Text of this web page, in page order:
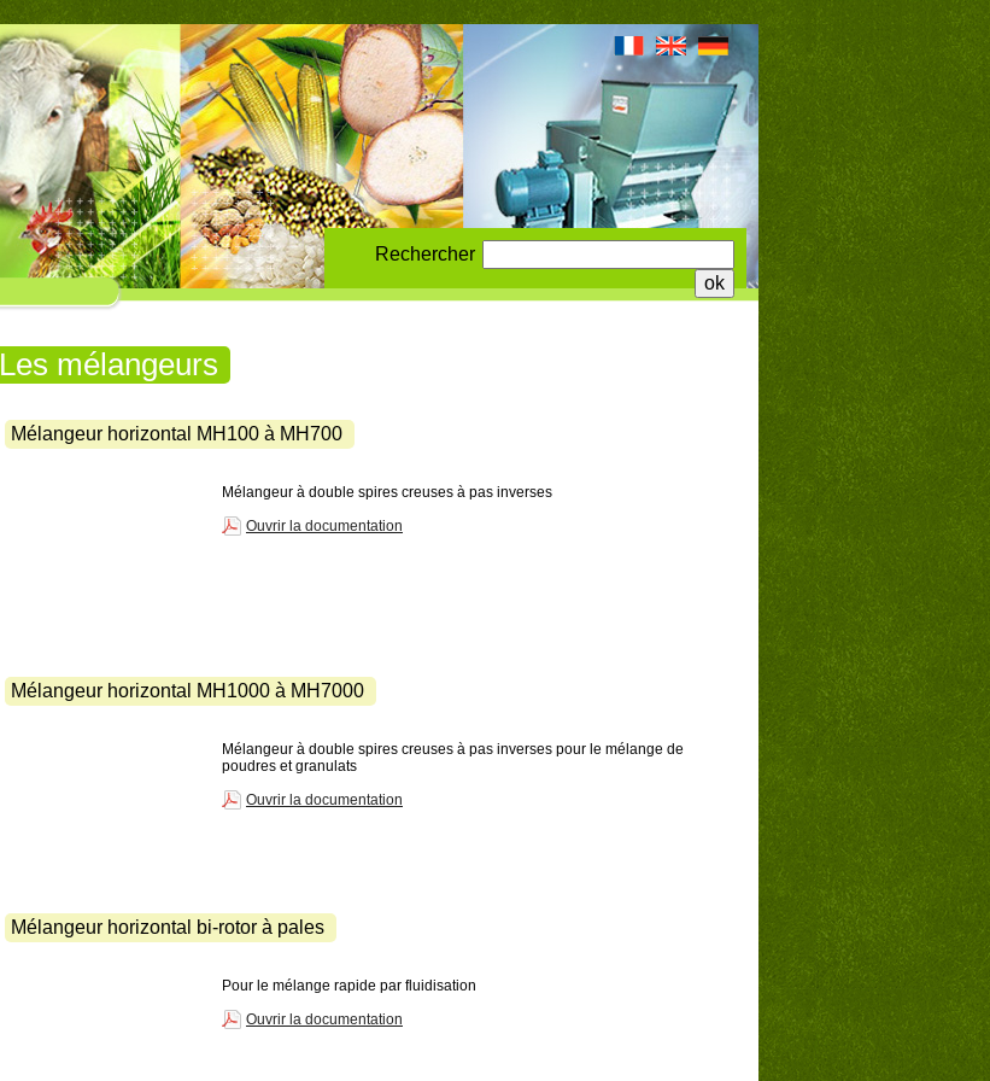
Rechercher
Les mélangeurs
Mélangeur horizontal MH100 à MH700
Mélangeur à double spires creuses à pas inverses
Ouvrir la documentation
Mélangeur horizontal MH1000 à MH7000
Mélangeur à double spires creuses à pas inverses pour le mélange de
poudres et granulats
Ouvrir la documentation
Mélangeur horizontal bi-rotor à pales
Pour le mélange rapide par fluidisation
Ouvrir la documentation